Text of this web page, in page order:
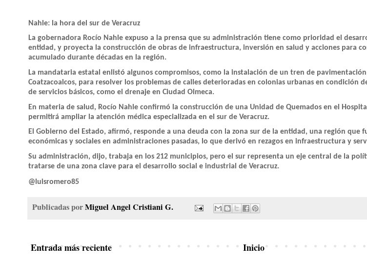
Nahle: la hora del sur de Veracruz
La gobernadora Rocío Nahle expuso a la prensa que su administración tiene como prioridad el
entidad, y proyecta la construcción de obras de infraestructura, inversión en salud y acciones para
acumulado durante décadas en la región.
La mandataria estatal enlistó algunos compromisos, como la instalación de un tren de
Coatzacoalcos, para resolver los problemas de calles deterioradas en colonias urbanas en condición
de servicios básicos, como el drenaje en Ciudad Olmeca.
En materia de salud, Rocío Nahle confirmó la construcción de una Unidad de Quemados en el
permitirá ampliar la atención médica especializada en el sur de Veracruz.
El Gobierno del Estado, afirmó, responde a una deuda con la zona sur de la entidad, una región que
económicas y sociales en administraciones pasadas, lo que derivó en rezagos en infraestructura y
Su administración, dijo, trabaja en los 212 municipios, pero el sur representa un eje central de la
tratarse de una zona clave para el desarrollo social e industrial de Veracruz.
@luisromero85
Publicadas porMiguel Angel Cristiani G.
Entrada más reciente Inicio